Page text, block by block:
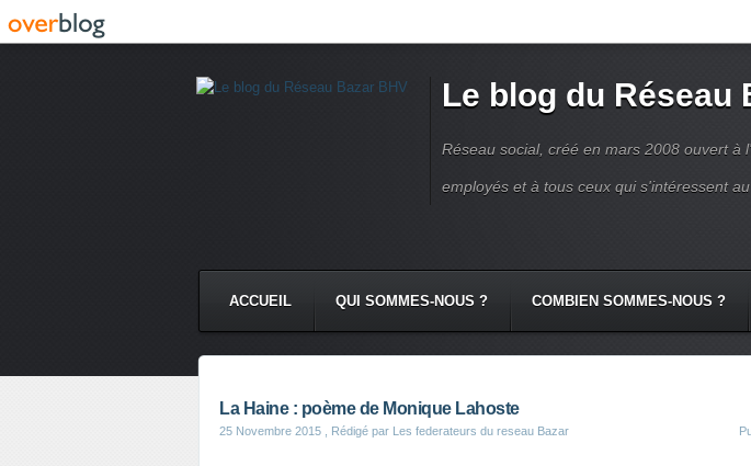
Le blog du Réseau
Réseau social, créé en mars 2008 ouvert à
employés et à tous ceux qui s'intéressent au
ACCUEIL QUI SOMMES-NOUS ? COMBIEN SOMMES-NOUS ?
La Haine : poème de Monique Lahoste
25 Novembre 2015 , Rédigé par Les federateurs du reseau Bazar